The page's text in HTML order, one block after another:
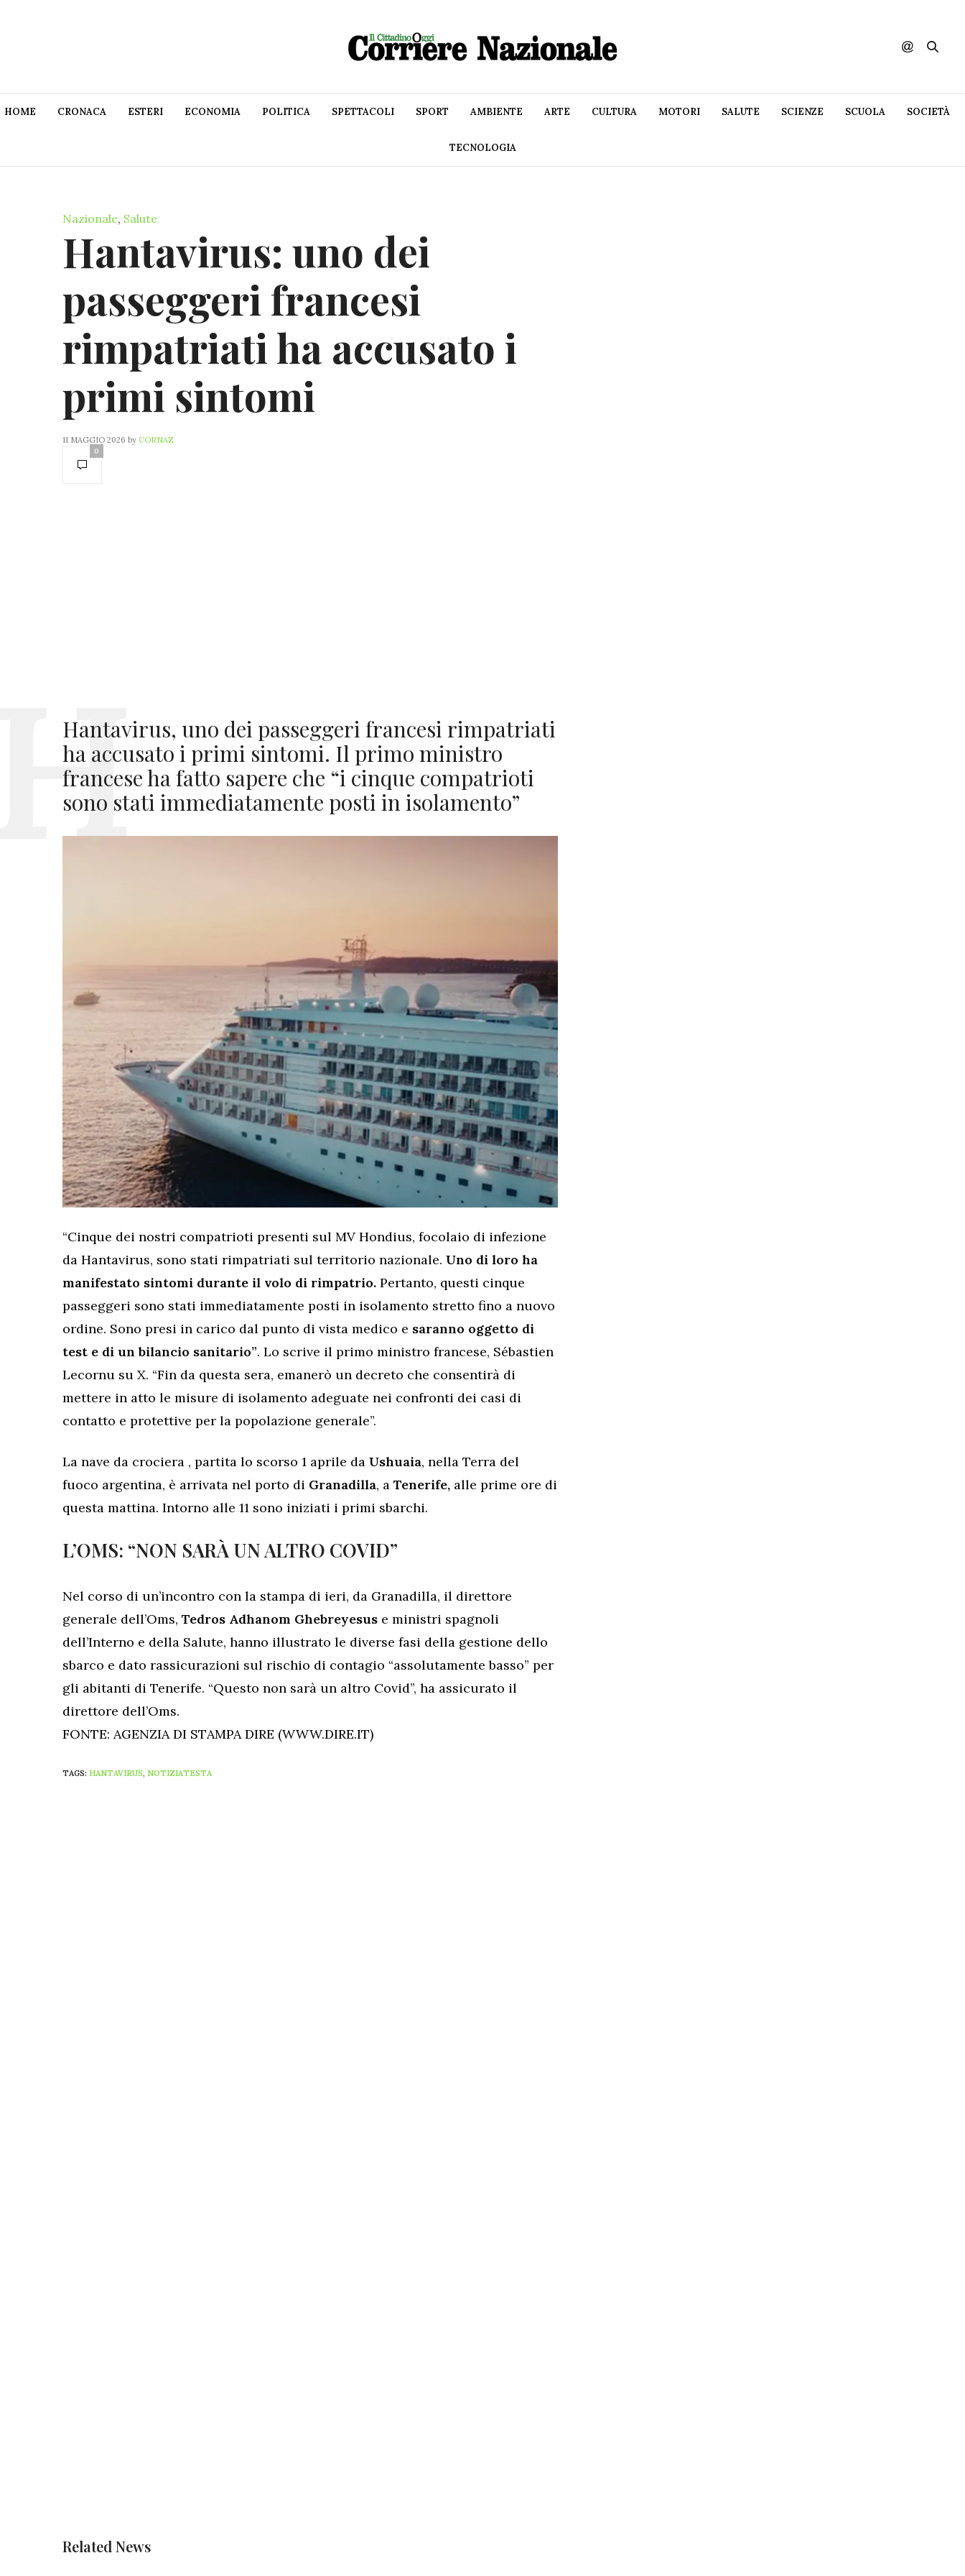
HOME CRONACA ESTERI ECONOMIA POLITICA SPETTACOLI SPORT AMBIENTE ARTE CULTURA MOTORI SALUTE SCIENZE SCUOLA SOCIETÀ
TECNOLOGIA
Nazionale, Salute
Hantavirus: uno dei
passeggeri francesi
rimpatriati ha accusato i
primi sintomi
11 MAGGIO 2026 by CORNAZ
0
Hantavirus, uno dei passeggeri francesi rimpatriati
ha accusato i primi sintomi. Il primo ministro
francese ha fatto sapere che “i cinque compatrioti
sono stati immediatamente posti in isolamento”
“Cinque dei nostri compatrioti presenti sul MV Hondius, focolaio di infezione
da Hantavirus, sono stati rimpatriati sul territorio nazionale. Uno di loro ha
manifestato sintomi durante il volo di rimpatrio. Pertanto, questi cinque
passeggeri sono stati immediatamente posti in isolamento stretto fino a nuovo
ordine. Sono presi in carico dal punto di vista medico e saranno oggetto di
test e di un bilancio sanitario”. Lo scrive il primo ministro francese, Sébastien
Lecornu su X. “Fin da questa sera, emanerò un decreto che consentirà di
mettere in atto le misure di isolamento adeguate nei confronti dei casi di
contatto e protettive per la popolazione generale”.
La nave da crociera , partita lo scorso 1 aprile da Ushuaia, nella Terra del
fuoco argentina, è arrivata nel porto di Granadilla, a Tenerife, alle prime ore di
questa mattina. Intorno alle 11 sono iniziati i primi sbarchi.
L’OMS: “NON SARÀ UN ALTRO COVID”
Nel corso di un’incontro con la stampa di ieri, da Granadilla, il direttore
generale dell’Oms, Tedros Adhanom Ghebreyesus e ministri spagnoli
dell’Interno e della Salute, hanno illustrato le diverse fasi della gestione dello
sbarco e dato rassicurazioni sul rischio di contagio “assolutamente basso” per
gli abitanti di Tenerife. “Questo non sarà un altro Covid”, ha assicurato il
direttore dell’Oms.
FONTE: AGENZIA DI STAMPA DIRE (WWW.DIRE.IT)
TAGS: HANTAVIRUS, NOTIZIATESTA
Related News